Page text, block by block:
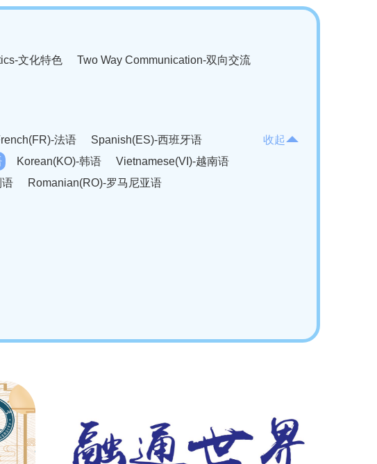
文化特色 Two Way Communication-双向交流
法语
Spanish(ES)-西班牙语
Korean(KO)-韩语
Vietnamese(VI)-越南语
语
Romanian(RO)-罗马尼亚语
收起